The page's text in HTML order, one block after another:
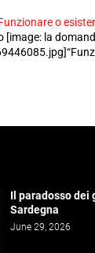
o
[image: la
Il paradosso dei
Sardegna
June 29, 2026